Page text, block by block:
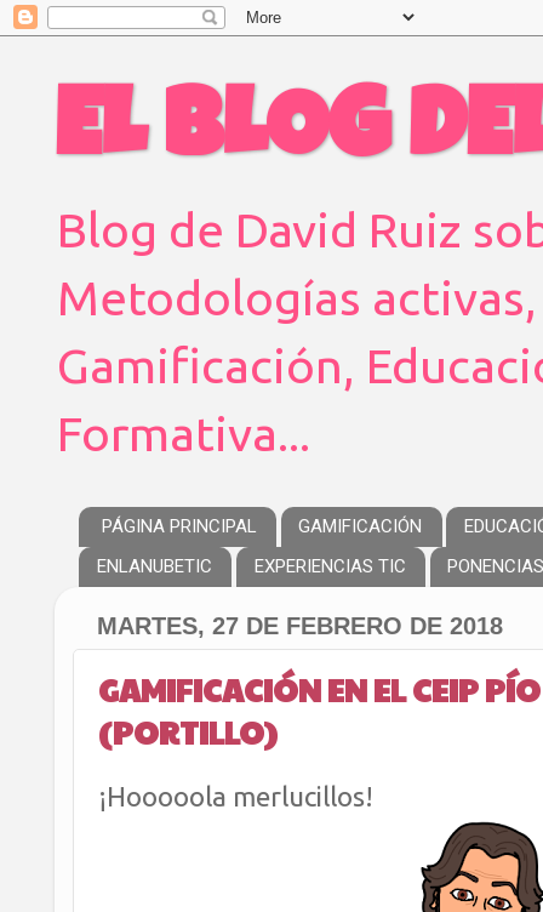
EL BLOG
Blog de David Ruiz
Metodologías
Gamificación,
Formativa...
PÁGINA PRINCIPAL GAMIFICACIÓN
ENLANUBETIC
EXPERIENCIAS TIC
MARTES, 27 DE FEBRERO DE 2018
GAMIFICACIÓN EN EL CEIP
(PORTILLO)
¡Hooooola merlucillos!